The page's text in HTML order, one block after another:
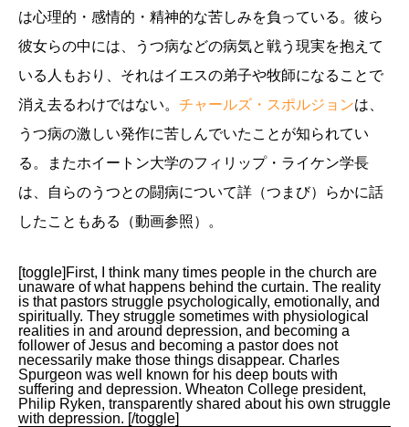
は心理的・感情的・精神的な苦しみを負っている。彼ら
彼女らの中には、うつ病などの病気と戦う現実を抱えて
いる人もおり、それはイエスの弟子や牧師になることで
消え去るわけではない。 チャールズ・スポルジョンは、
うつ病の激しい発作に苦しんでいたことが知られてい
る。またホイートン大学のフィリップ・ライケン学長
は、自らのうつとの闘病について詳（つまび）らかに話
したこともある（動画参照）。
[toggle]First, I think many times people in the church are
unaware of what happens behind the curtain. The reality
is that pastors struggle psychologically, emotionally, and
spiritually. They struggle sometimes with physiological
realities in and around depression, and becoming a
follower of Jesus and becoming a pastor does not
necessarily make those things disappear. Charles
Spurgeon was well known for his deep bouts with
suffering and depression. Wheaton College president,
Philip Ryken, transparently shared about his own struggle
with depression. [/toggle]